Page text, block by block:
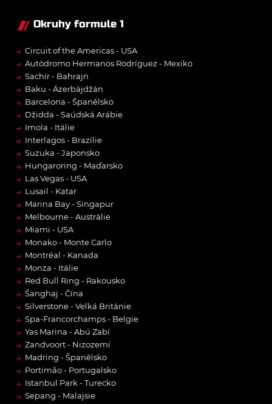
Okruhy formule 1
→ Circuit of the Americas - USA
→ Autódromo Hermanos Rodríguez - Mexiko
→ Sachír - Bahrajn
→ Baku - Ázerbájdžán
→ Barcelona - Španělsko
→ Džidda - Saúdská Arábie
→ Imola - Itálie
→ Interlagos - Brazílie
→ Suzuka - Japonsko
→ Hungaroring - Maďarsko
→ Las Vegas - USA
→ Lusail - Katar
→ Marina Bay - Singapur
→ Melbourne - Austrálie
→ Miami - USA
→ Monako - Monte Carlo
→ Montréal - Kanada
→ Monza - Itálie
→ Red Bull Ring - Rakousko
→ Šanghaj - Čína
→ Silverstone - Velká Británie
→ Spa-Francorchamps - Belgie
→ Yas Marina - Abú Zabí
→ Zandvoort - Nizozemí
→ Madring - Španělsko
→ Portimão - Portugalsko
→ Istanbul Park - Turecko
→ Sepang - Malajsie